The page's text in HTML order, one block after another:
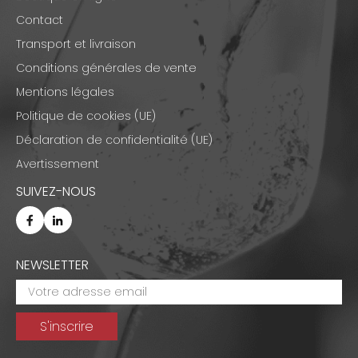
Contact
Transport et livraison
Conditions générales de vente
Mentions légales
Politique de cookies (UE)
Déclaration de confidentialité (UE)
Avertissement
SUIVEZ-NOUS
NEWSLETTER